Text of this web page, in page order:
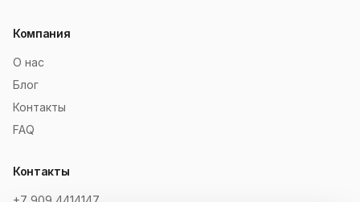
Компания
О нас
Блог
Контакты
FAQ
Контакты